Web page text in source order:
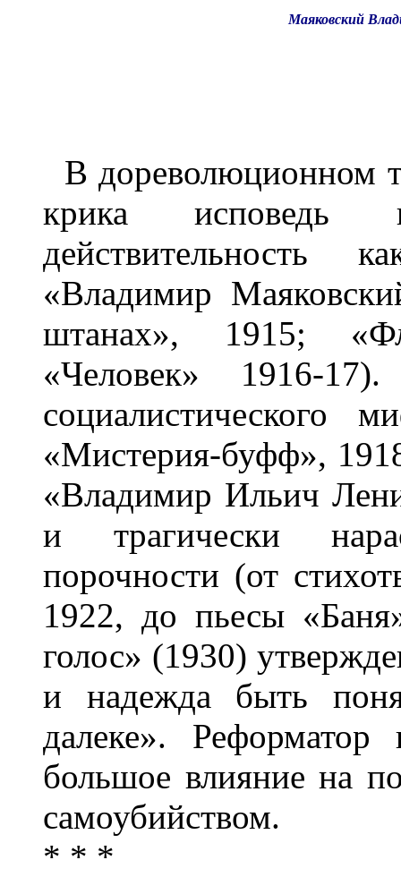
Маяковский
В дореволюционном
крика исповедь
действительность
«Владимир
штанах», 1915;
«Человек» 1916-
социалистического
«Мистерия-буфф»,
«Владимир Ильич
и трагически
порочности (от
1922, до пьесы
голос» (1930)
и надежда быть
далеке». Реформатор
большое влияние на
самоубийством.
* * *